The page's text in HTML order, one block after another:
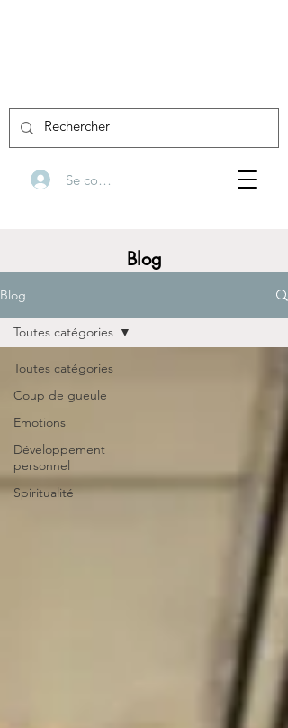
Se connecter
Blog
Blog
Toutes catégories
Coup de gueule
Emotions
Développement
personnel
Spiritualité
Toutes catégories